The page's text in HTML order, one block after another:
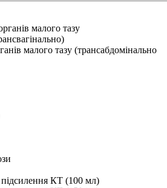
малого тазу
малого тазу (трансабдомінально
КТ (100 мл)